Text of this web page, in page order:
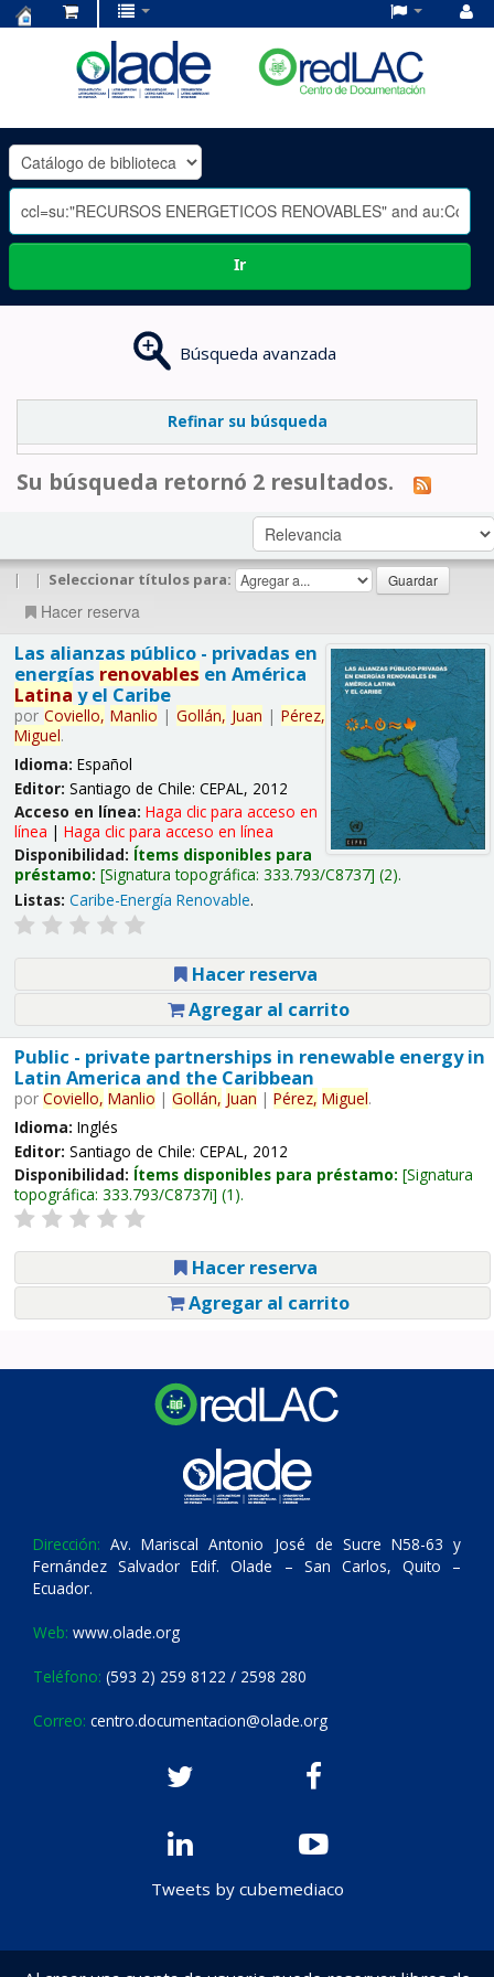
OLADE
-
Ir
Búsqueda avanzada
Refinar su búsqueda
Su búsqueda retornó 2 resultados.
| | Seleccionar títulos para:
Hacer reserva
Las alianzas público - privadas en
energías renovables en América
Latina y el Caribe
por Coviello, Manlio | Gollán, Juan | Pérez,
Miguel.
Idioma: Español
Editor: Santiago de Chile: CEPAL, 2012
Acceso en línea: Haga clic para acceso en
línea | Haga clic para acceso en línea
Disponibilidad: Ítems disponibles para
préstamo: Signatura topográfica: 333.793/C8737 (2).
Listas: Caribe-Energía Renovable.
Hacer reserva
Agregar al carrito
Public - private partnerships in renewable energy in
Latin America and the Caribbean
por Coviello, Manlio | Gollán, Juan | Pérez, Miguel.
Idioma: Inglés
Editor: Santiago de Chile: CEPAL, 2012
Disponibilidad: Ítems disponibles para préstamo: Signatura
topográfica: 333.793/C8737i (1).
Hacer reserva
Agregar al carrito
Dirección: Av. Mariscal Antonio José de Sucre N58-63 y
Fernández Salvador Edif. Olade – San Carlos, Quito –
Ecuador.
Web: www.olade.org
Teléfono: (593 2) 259 8122 / 2598 280
Correo: centro.documentacion@olade.org
Tweets by cubemediaco